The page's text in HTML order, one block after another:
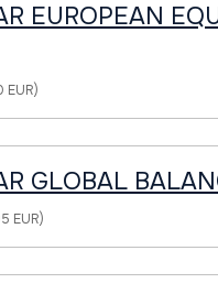
EUROPEAN
GLOBAL
EUR)